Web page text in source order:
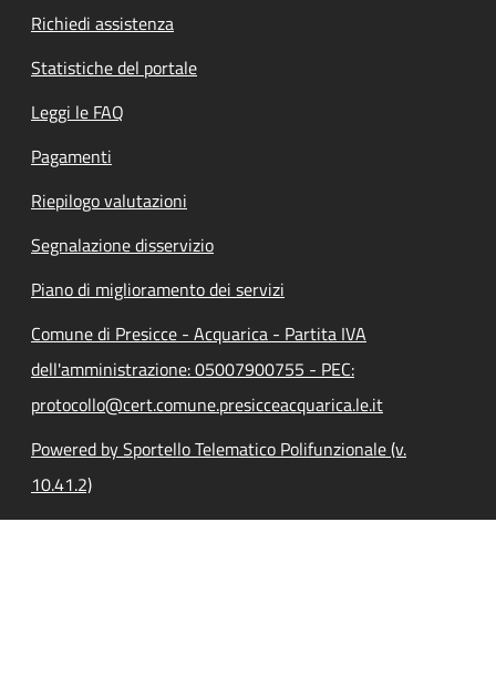
Richiedi assistenza
Statistiche del portale
Leggi le FAQ
Pagamenti
Riepilogo valutazioni
Segnalazione disservizio
Piano di miglioramento dei servizi
Comune di Presicce - Acquarica - Partita IVA
dell'amministrazione: 05007900755 - PEC:
protocollo@cert.comune.presicceacquarica.le.it
Powered by Sportello Telematico Polifunzionale (v.
10.41.2)